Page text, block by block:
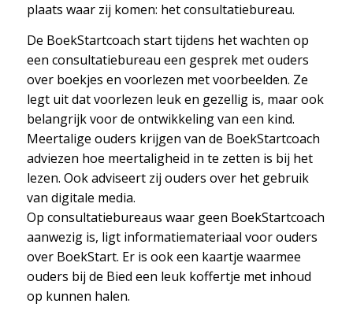
plaats waar zij komen: het consultatiebureau.
De BoekStartcoach start tijdens het wachten op
een consultatiebureau een gesprek met ouders
over boekjes en voorlezen met voorbeelden. Ze
legt uit dat voorlezen leuk en gezellig is, maar ook
belangrijk voor de ontwikkeling van een kind.
Meertalige ouders krijgen van de BoekStartcoach
adviezen hoe meertaligheid in te zetten is bij het
lezen. Ook adviseert zij ouders over het gebruik
van digitale media.
Op consultatiebureaus waar geen BoekStartcoach
aanwezig is, ligt informatiemateriaal voor ouders
over BoekStart. Er is ook een kaartje waarmee
ouders bij de Bied een leuk koffertje met inhoud
op kunnen halen.